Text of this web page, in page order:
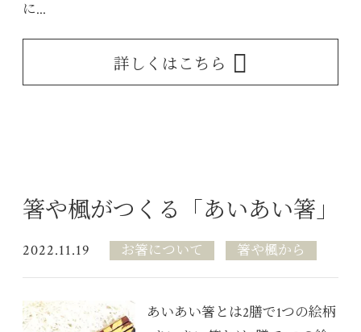
に...
詳しくはこちら
箸や楓がつくる「あいあい箸」
2022.11.19 お箸について 箸や楓から
あいあい箸とは2膳で1つの絵柄